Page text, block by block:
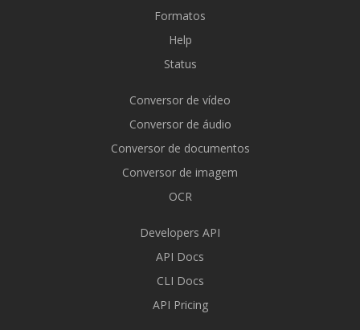
Formatos
Help
Status
Conversor de vídeo
Conversor de áudio
Conversor de documentos
Conversor de imagem
OCR
Developers API
API Docs
CLI Docs
API Pricing